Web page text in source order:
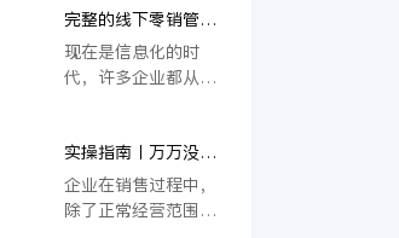
无论企业或是个人在
购入汽车时无论用途
是哪个方面，都应该
取得相应的发票。那
店销售的汽车，需不
需要开增值税发票？
不被潮流所淘汰。但
从企业的发展逻辑来
看，发展的目标并没
终目标，但实现目标
的方式却已经大大改
变了，其中最显著的
特点之一，就是各类
完整的线下零销管理
方案，让企业的线下
销售更高效
现在是信息化的时
代，许多企业都从线
如此，许多企业却都
忽视了线下零销依然
广阔的市场，导致错
实操指南丨万万没想
到，想破头的销售/
采购费用处理居然如
企业在销售过程中，
除了正常经营范围内